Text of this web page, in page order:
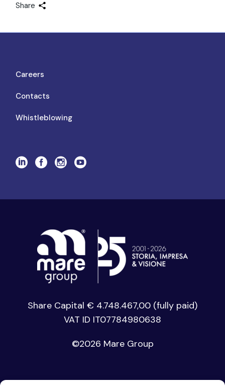
Share
Careers
Contacts
Whistleblowing
Share Capital € 4.748.467,00 (fully paid)
VAT ID IT07784980638
©2026 Mare Group